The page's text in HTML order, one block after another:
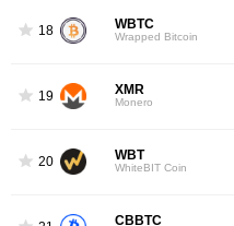
18 WBTC
Wrapped Bitcoin
19 XMR
Monero
20 WBT
WhiteBIT Coin
CBBTC